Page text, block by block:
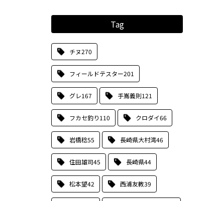
Tag
チヌ270
フィールドテスター201
グレ167 手嶌義則121
フカセ釣り110 クロダイ66
岩橋稔55 長崎県大村湾46
住田雄司45 長崎県44
松本望42 西浦友教39